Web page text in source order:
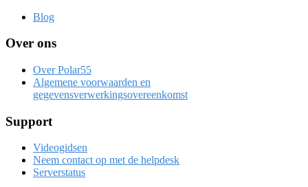
Blog
Over ons
Over Polar55
Algemene voorwaarden en
gegevensverwerkingsovereenkomst
Support
Videogidsen
Neem contact op met de helpdesk
Serverstatus